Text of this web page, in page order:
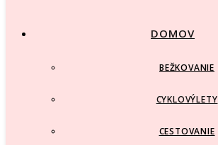
DOMOV
BEŽKOVANIE
CYKLOVÝLETY
CESTOVANIE